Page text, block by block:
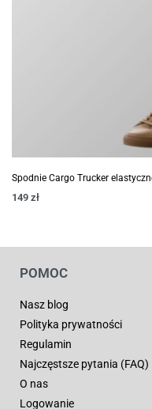
Spodnie Cargo Trucker
149 zł
POMOC
Nasz blog
Polityka prywatności
Regulamin
Najczęstsze pytania (FAQ)
O nas
Logowanie